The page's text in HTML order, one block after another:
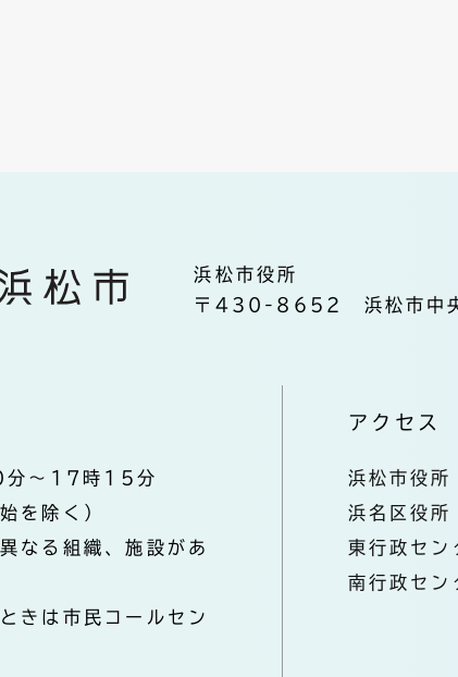
浜松市役所
〒430-8652 浜松市中
～17時15分
を除く）
なる組織、施設があ
きは市民コールセン
アクセス
浜松市役所
浜名区役所
東行政セン
南行政セン